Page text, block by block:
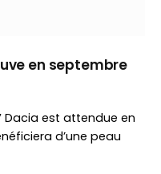
en septembre
Dacia est attendue en
d’une peau